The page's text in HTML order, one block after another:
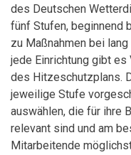
des Deutschen
fünf Stufen, beginnend
zu Maßnahmen bei
jede Einrichtung gibt
des Hitzeschutzplans.
jeweilige Stufe
auswählen, die für ihre
relevant sind und am
Mitarbeitende